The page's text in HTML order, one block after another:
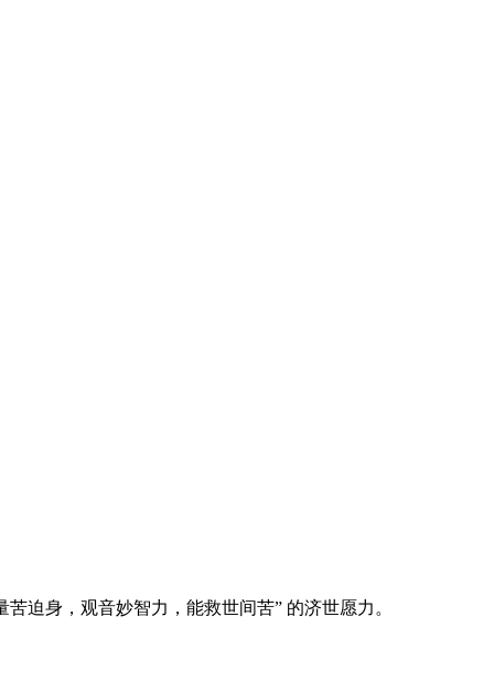
迫身，观音妙智力，能救世间苦” 的济世愿力。